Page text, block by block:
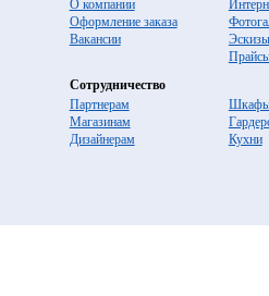
О компании
Оформление заказа
Вакансии
Эскизы
Сотрудничество
Партнерам
Магазинам
Дизайнерам
Кухни